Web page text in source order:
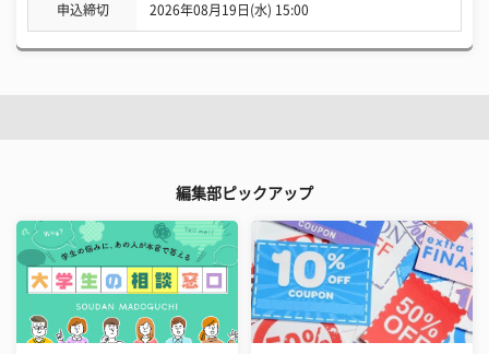
申込締切 2026年08月19日(水) 15:00
編集部ピックアップ